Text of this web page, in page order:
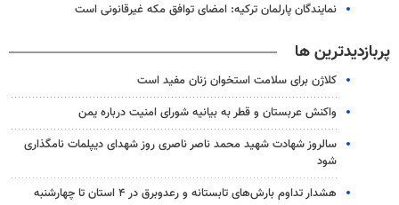
نمایندگان پارلمان ترکیه: امضای توافق مکه غیرقانونی است
پربازدیدترین ها
کلاژن برای سلامت استخوان زنان مفید است
واکنش عربستان و قطر به بیانیه شورای امنیت درباره یمن
سالروز شهادت شهید محمد ناصر ناصری روز شهدای دیپلمات نامگذاری
شود
هشدار تداوم بارش‌های تابستانه و رعدوبرق در ۴ استان تا چهارشنبه